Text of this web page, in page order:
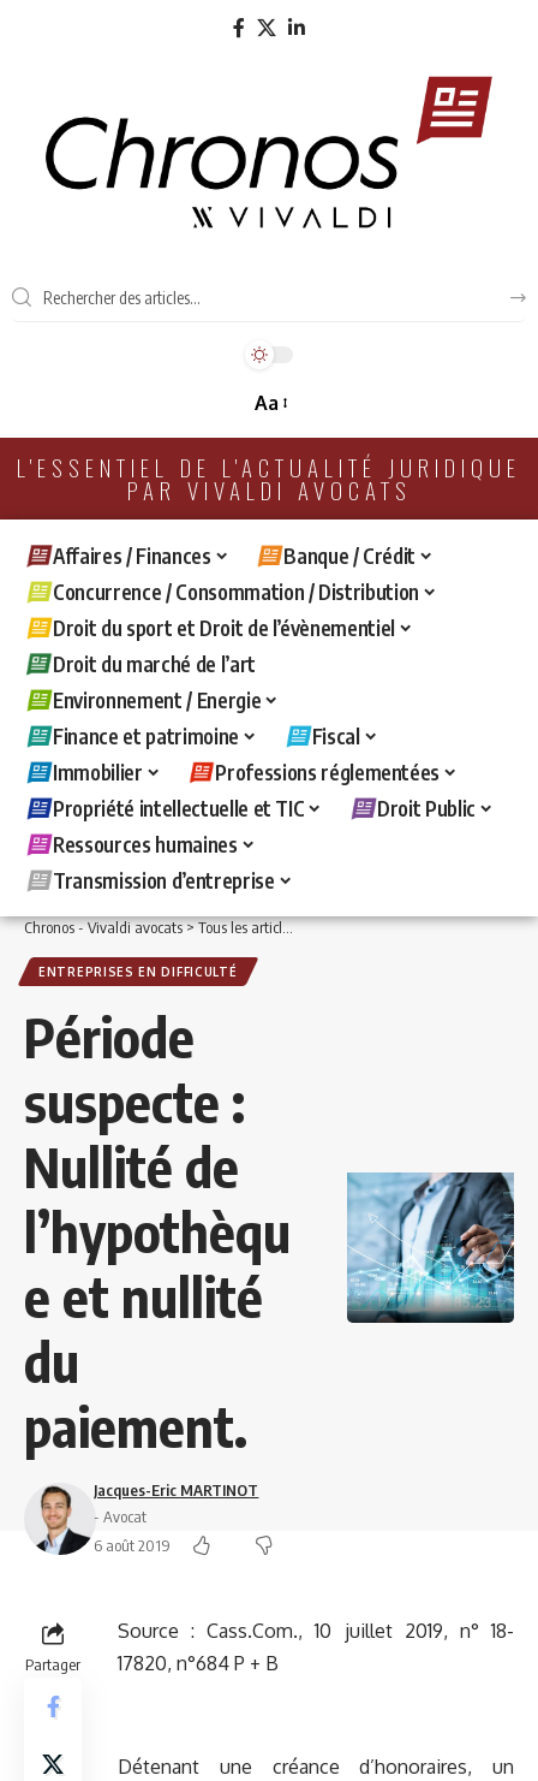
Aa
L'ESSENTIEL DE L'ACTUALITÉ JURIDIQUE
PAR VIVALDI AVOCATS
Affaires / Finances
Banque / Crédit
Concurrence / Consommation / Distribution
Droit du sport et Droit de l’évènementiel
Droit du marché de l’art
Environnement / Energie
Finance et patrimoine
Fiscal
Immobilier
Professions réglementées
Propriété intellectuelle et TIC
Droit Public
Ressources humaines
Transmission d’entreprise
Chronos - Vivaldi avocats>Tous les articles >Affaires / Finances>Entreprises en
ENTREPRISES EN DIFFICULTÉ
Période
suspecte :
Nullité de
l’hypothèqu
e et nullité
du
paiement.
Jacques-Eric MARTINOT
- Avocat
6 août 2019
Partager
Source :Cass.Com., 10 juillet 2019, n° 18-
17820, n°684 P + B
Détenant une créance d’honoraires, un